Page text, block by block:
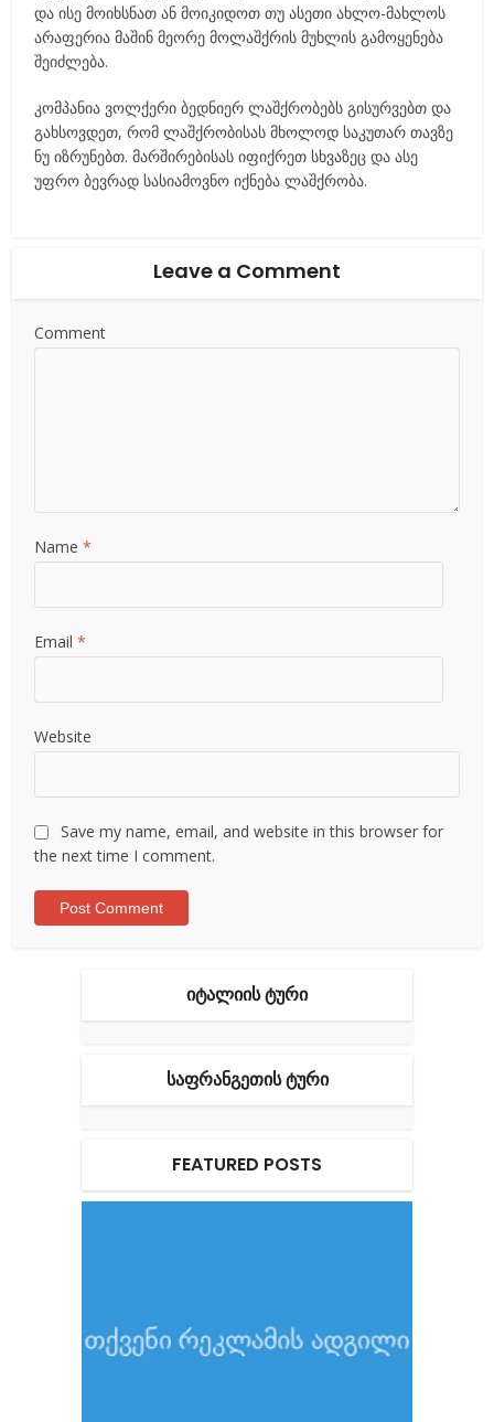
და ისე მოიხსნათ ან მოიკიდოთ თუ ასეთი ახლო-მახლოს
არაფერია მაშინ მეორე მოლაშქრის მუხლის გამოყენება
შეიძლება.
კომპანია ვოლქერი ბედნიერ ლაშქრობებს გისურვებთ და
გახსოვდეთ, რომ ლაშქრობისას მხოლოდ საკუთარ თავზე
ნუ იზრუნებთ. მარშირებისას იფიქრეთ სხვაზეც და ასე
უფრო ბევრად სასიამოვნო იქნება ლაშქრობა.
Leave a Comment
Comment
Name*
Email*
Website
Save my name, email, and website in this browser for
the next time I comment.
ᲘᲢᲐᲚᲘᲘᲡ ᲢᲣᲠᲘ
ᲡᲐᲤᲠᲐᲜᲒᲔᲗᲘᲡ ᲢᲣᲠᲘ
FEATURED POSTS